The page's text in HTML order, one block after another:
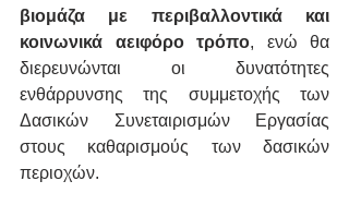
βιομάζα με περιβαλλοντικά και
κοινωνικά αειφόρο τρόπο, ενώ θα
διερευνώνται οι δυνατότητες
ενθάρρυνσης της συμμετοχής των
Δασικών Συνεταιρισμών Εργασίας
στους καθαρισμούς των δασικών
περιοχών.